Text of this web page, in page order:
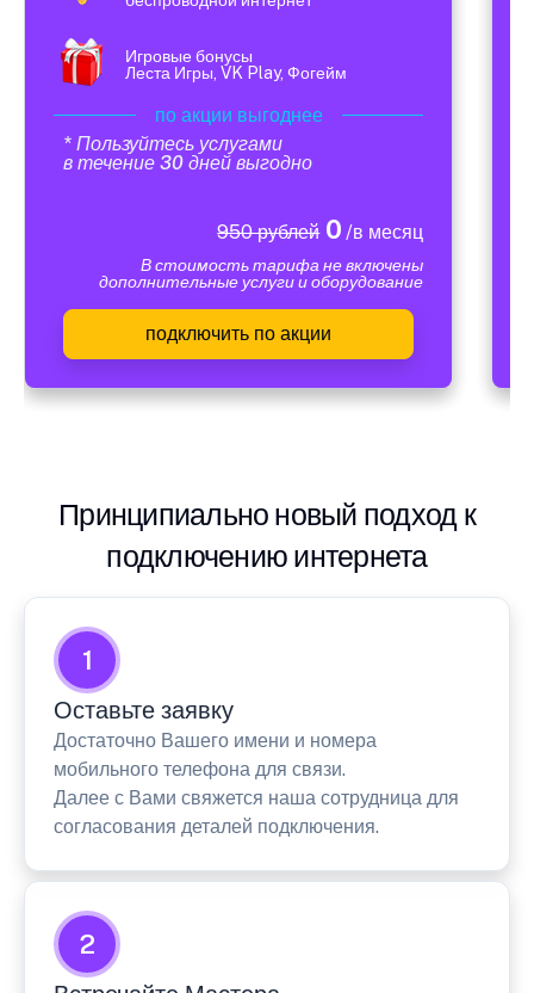
Игровые бонусы
Леста Игры, VK Play, Фогейм
по акции выгоднее
* Пользуйтесь услугами
в течение 30 дней выгодно
950 рублей0 /в месяц
В стоимость тарифа не включены
дополнительные услуги и оборудование
подключить по акции
Принципиально новый подход к
подключению интернета
1
Оставьте заявку
Достаточно Вашего имени и номера
мобильного телефона для связи.
Далее с Вами свяжется наша сотрудница для
согласования деталей подключения.
2